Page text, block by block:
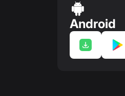
Android